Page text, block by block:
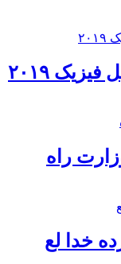
۲۰۱۹
راه
خدا لع